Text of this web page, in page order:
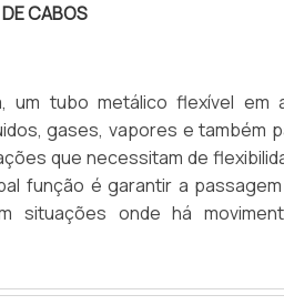
CABOS
um tubo metálico flexível em
gases, vapores e também
que necessitam de
função é garantir a
onde há
e manutenção.